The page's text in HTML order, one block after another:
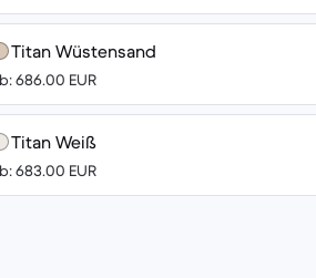
Titan Wüstensand
686.00 EUR
Titan Weiß
683.00 EUR